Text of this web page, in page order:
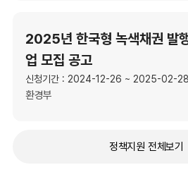
2025년 한국형 녹색채권 발
업 모집 공고
신청기간 : 2024-12-26 ~ 2025-02-28
환경부
정책지원 전체보기